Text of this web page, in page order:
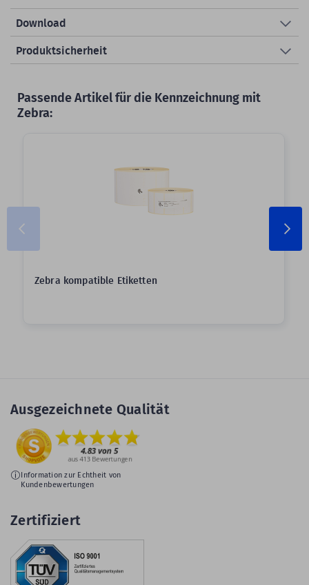
Download
Produktsicherheit
Passende Artikel für die Kennzeichnung mit
Zebra:
Zebra kompatible Etiketten
Ausgezeichnete Qualität
Information zur Echtheit von
Kundenbewertungen
Zertifiziert